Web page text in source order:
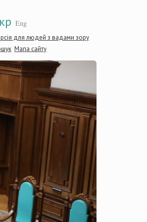
Eng
для людей з вадами зору
Мапа сайту